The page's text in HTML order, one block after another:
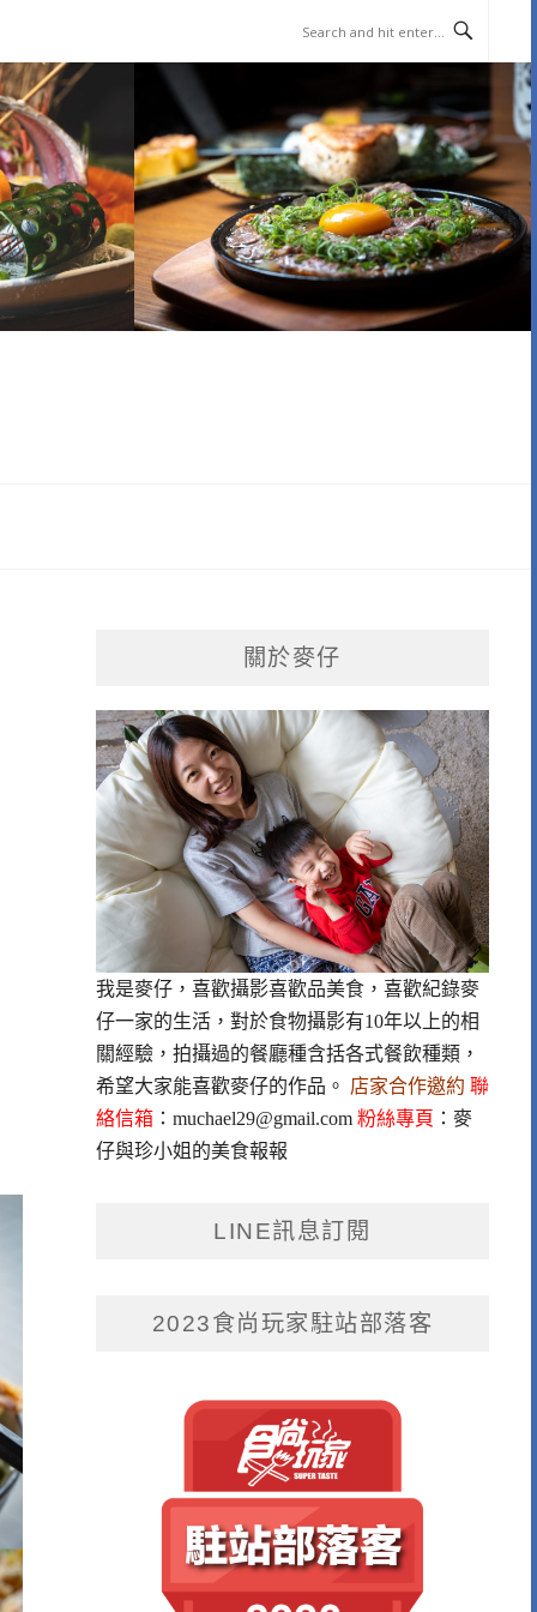
關於麥仔
我是麥仔，喜歡攝影喜歡品美食，喜歡紀錄麥
仔一家的生活，對於食物攝影有10年以上的相
關經驗，拍攝過的餐廳種含括各式餐飲種類，
希望大家能喜歡麥仔的作品。 店家合作邀約 聯
絡信箱： muchael29@gmail.com 粉絲專頁 ： 麥
仔與珍小姐的美食報報
LINE訊息訂閱
2023食尚玩家駐站部落客